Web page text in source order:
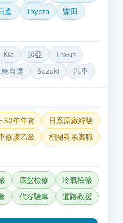
產 Toyota 豐田
Kia 起亞
Lexus
馬自達 Suzuki 汽車
年年資
日系原廠經驗
修護乙級 相關科系高職
底盤檢修
冷氣檢修
代客驗車 道路救援